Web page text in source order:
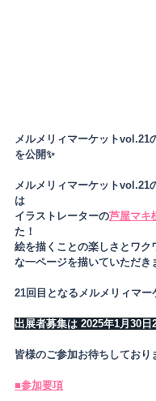
メルメリィマーケットvol.21
を公開✨
メルメリィマーケットvol.21
は
イラストレーターの芦屋マキ
た！
絵を描くことの楽しさとワク
な一ページを描いていただき
21回目となるメルメリィマー
出展者募集は 2025年1月30日
皆様のご参加お待ちしており
■参加要項